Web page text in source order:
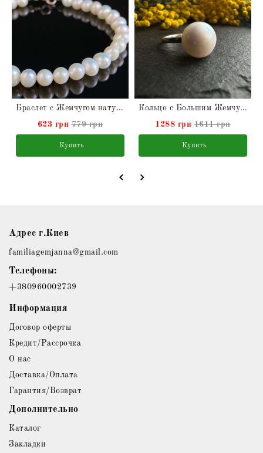
Браслет с Жемчугом натуральным
623 грн 779 грн
Купить
Кольцо с Большим Жемчугом натуральным
1288 грн 1611 грн
Купить
Адрес г.Киев
familiagemjanna@gmail.com
Телефоны:
+380960002739
Информация
Договор оферты
Кредит/Рассрочка
О нас
Доставка/Оплата
Гарантия/Возврат
Дополнительно
Каталог
Закладки